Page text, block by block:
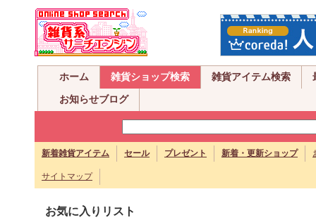
ホーム 雑貨ショップ検索 雑貨アイテム検索
お知らせブログ
新着雑貨アイテム セール プレゼント 新着・更新ショップ
サイトマップ
お気に入りリスト